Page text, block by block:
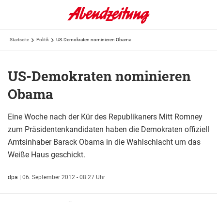
Startseite Politik US-Demokraten nominieren Obama
US-Demokraten nominieren
Obama
Eine Woche nach der Kür des Republikaners Mitt Romney
zum Präsidentenkandidaten haben die Demokraten offiziell
Amtsinhaber Barack Obama in die Wahlschlacht um das
Weiße Haus geschickt.
dpa | 06. September 2012 - 08:27 Uhr